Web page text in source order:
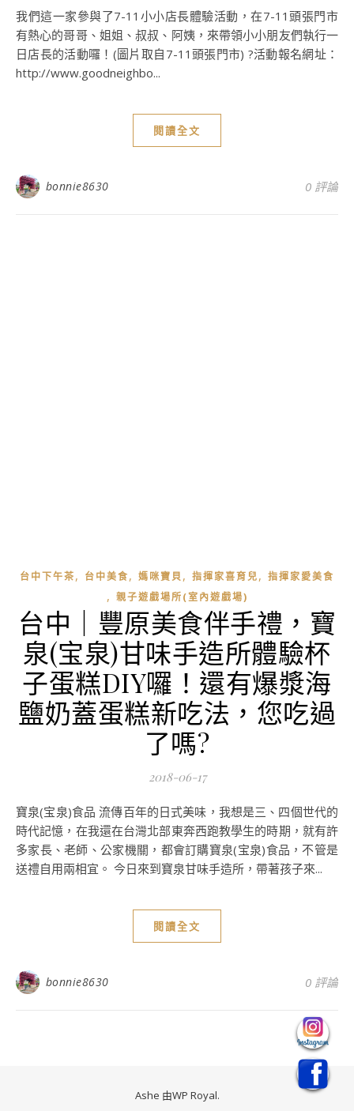
我們這一家參與了7-11小小店長體驗活動，在7-11頭張門市
有熱心的哥哥、姐姐、叔叔、阿姨，來帶領小小朋友們執行一
日店長的活動囉！(圖片取自7-11頭張門市) ?活動報名網址：
http://www.goodneighbo...
閱讀全文
bonnie8630 0 評論
台中下午茶, 台中美食, 媽咪寶貝, 指揮家喜育兒, 指揮家愛美食
, 親子遊戲場所(室內遊戲場)
台中｜豐原美食伴手禮，寶
泉(宝泉)甘味手造所體驗杯
子蛋糕DIY囉！還有爆漿海
鹽奶蓋蛋糕新吃法，您吃過
了嗎?
2018-06-17
寶泉(宝泉)食品 流傳百年的日式美味，我想是三、四個世代的
時代記憶，在我還在台灣北部東奔西跑教學生的時期，就有許
多家長、老師、公家機關，都會訂購寶泉(宝泉)食品，不管是
送禮自用兩相宜。 今日來到寶泉甘味手造所，帶著孩子來...
閱讀全文
bonnie8630 0 評論
Ashe 由WP Royal.